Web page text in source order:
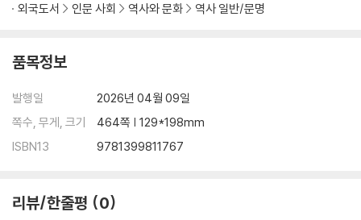
외국도서
인문 사회 역사와 문화 역사 일반/문명
품목정보
발행일
2026년 04월 09일
쪽수, 무게, 크기
464쪽 | 129*198mm
ISBN13
9781399811767
리뷰/한줄평 0